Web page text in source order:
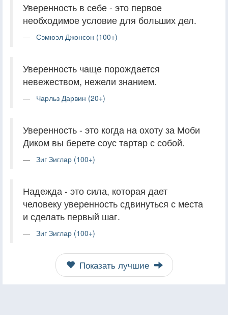
Уверенность в себе - это первое
необходимое условие для больших дел.
Сэмюэл Джонсон (100+)
Уверенность чаще порождается
невежеством, нежели знанием.
Чарльз Дарвин (20+)
Уверенность - это когда на охоту за Моби
Диком вы берете соус тартар с собой.
Зиг Зиглар (100+)
Надежда - это сила, которая дает
человеку уверенность сдвинуться с места
и сделать первый шаг.
Зиг Зиглар (100+)
Показать лучшие